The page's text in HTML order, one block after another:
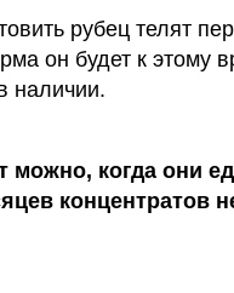
рубец телят
он будет к этому
наличии.
когда они
концентратов